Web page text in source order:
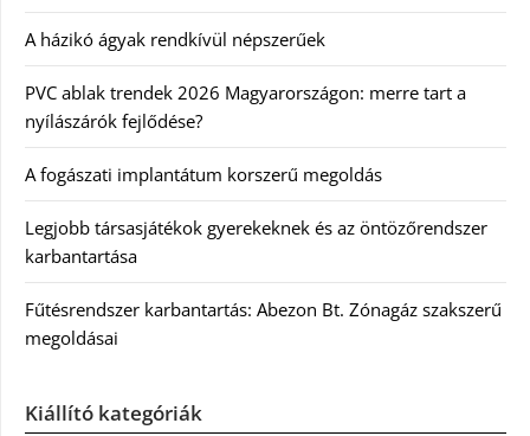
A házikó ágyak rendkívül népszerűek
PVC ablak trendek 2026 Magyarországon: merre tart a
nyílászárók fejlődése?
A fogászati implantátum korszerű megoldás
Legjobb társasjátékok gyerekeknek és az öntözőrendszer
karbantartása
Fűtésrendszer karbantartás: Abezon Bt. Zónagáz szakszerű
megoldásai
Kiállító kategóriák